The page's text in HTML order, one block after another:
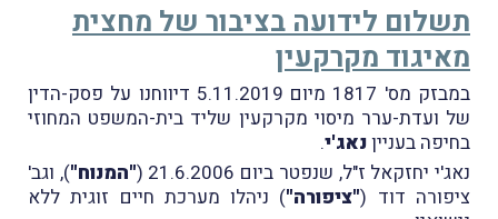
תשלום לידועה בציבור של מחצית
מאיגוד מקרקעין
במבזק מס' 1817 מיום 5.11.2019 דיווחנו על פסק-הדין
של ועדת-ערר מיסוי מקרקעין שליד בית-המשפט המחוזי
בחיפה בענייןנאג'י.
נאג'י יחזקאל ז"ל, שנפטר ביום 21.6.2006 (
"המנוח"), וגב'
ציפורה דוד ("ציפורה") ניהלו מערכת חיים זוגית ללא